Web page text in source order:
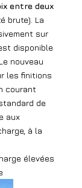
entre deux
brute). La
sur
disponible
nouveau
les finitions
courant
de
aux
à la
élevées